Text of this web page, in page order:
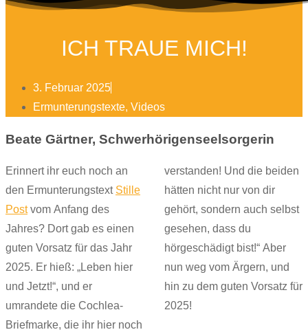
ICH TRAUE MICH!
3. Februar 2025
Ermunterungstexte, Videos
Beate Gärtner, Schwerhörigenseelsorgerin
Erinnert ihr euch noch an
den Ermunterungstext Stille
Postvom Anfang des
Jahres? Dort gab es einen
guten Vorsatz für das Jahr
2025. Er hieß: „Leben hier
und Jetzt!“, und er
umrandete die Cochlea-
Briefmarke, die ihr hier noch
verstanden! Und die beiden
hätten nicht nur von dir
gehört, sondern auch selbst
gesehen, dass du
hörgeschädigt bist!“ Aber
nun weg vom Ärgern, und
hin zu dem guten Vorsatz für
2025!